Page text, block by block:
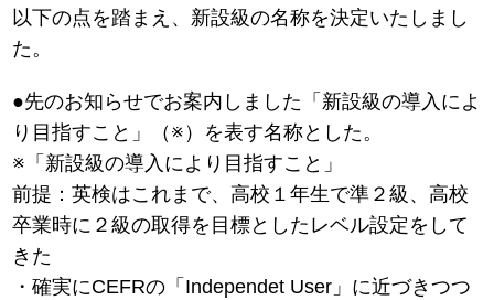
以下の点を踏まえ、新設級の名称を決定いたしまし
た。
●先のお知らせでお案内しました「新設級の導入によ
り目指すこと」（※）を表す名称とした。
※「新設級の導入により目指すこと」
前提：英検はこれまで、高校１年生で準２級、高校
卒業時に２級の取得を目標としたレベル設定をして
きた
・確実にCEFRの「Independet User」に近づきつつ